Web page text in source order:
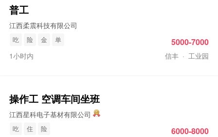
普工
江西柔震科技有限公司
吃 险 金 单
1小时内 信丰 · 工业园
5000-7000
操作工 空调车间坐班
江西星科电子基材有限公司
吃 住 险 6000-8000